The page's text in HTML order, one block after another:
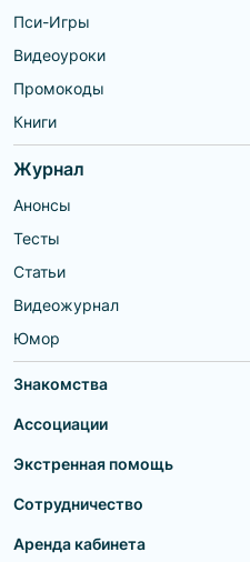
Пси-Игры
Видеоуроки
Промокоды
Книги
Журнал
Анонсы
Тесты
Статьи
Видеожурнал
Юмор
Знакомства
Ассоциации
Экстренная помощь
Сотрудничество
Аренда кабинета